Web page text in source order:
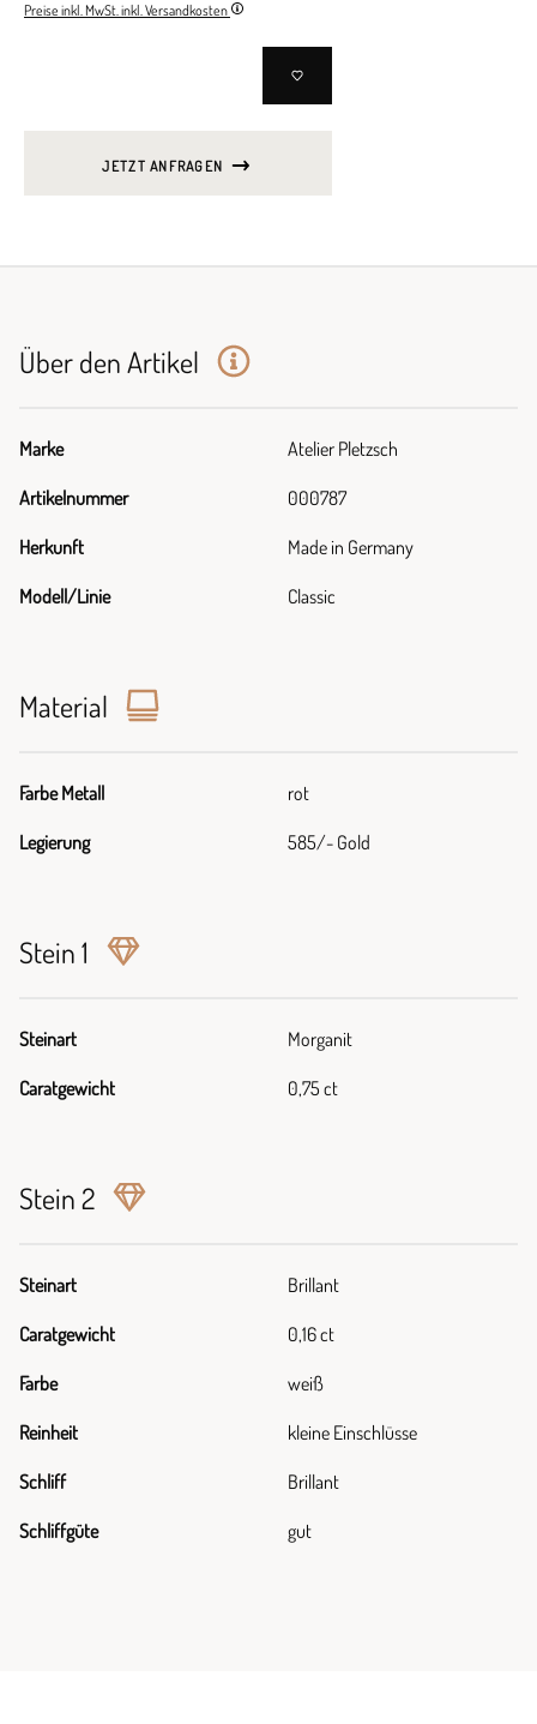
Preise inkl. MwSt. inkl. Versandkosten
JETZT ANFRAGEN
Über den Artikel
Marke Atelier Pletzsch
Artikelnummer 000787
Herkunft Made in Germany
Modell/Linie Classic
Material
Farbe Metall rot
Legierung 585/- Gold
Stein 1
Steinart Morganit
Caratgewicht 0,75 ct
Stein 2
Steinart Brillant
Caratgewicht 0,16 ct
Farbe weiß
Reinheit kleine Einschlüsse
Schliff Brillant
Schliffgüte gut